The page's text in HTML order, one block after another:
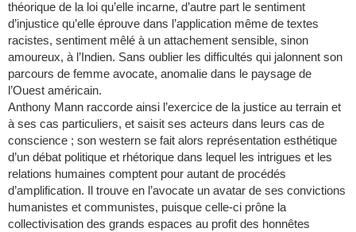
théorique de la loi qu’elle incarne, d’autre part le sentiment
d’injustice qu’elle éprouve dans l’application même de textes
racistes, sentiment mêlé à un attachement sensible, sinon
amoureux, à l’Indien. Sans oublier les difficultés qui jalonnent son
parcours de femme avocate, anomalie dans le paysage de
l’Ouest américain.
Anthony Mann raccorde ainsi l’exercice de la justice au terrain et
à ses cas particuliers, et saisit ses acteurs dans leurs cas de
conscience ; son western se fait alors représentation esthétique
d’un débat politique et rhétorique dans lequel les intrigues et les
relations humaines comptent pour autant de procédés
d’amplification. Il trouve en l’avocate un avatar de ses convictions
humanistes et communistes, puisque celle-ci prône la
collectivisation des grands espaces au profit des honnêtes